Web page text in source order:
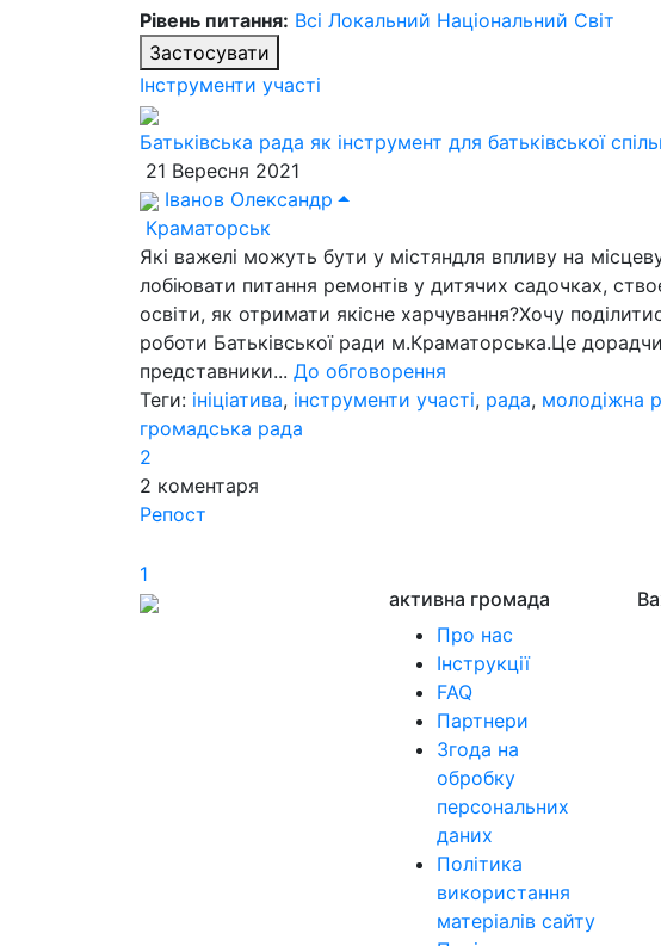
Рівень питання: Всі Локальний Національний Світ
Застосувати
Інструменти участі
Батьківська рада як інструмент для батьківської
21 Вересня 2021
Іванов Олександр
Краматорськ
Які важелі можуть бути у містяндля впливу на
лобіювати питання ремонтів у дитячих садочках,
освіти, як отримати якісне харчування?Хочу
роботи Батьківської ради м.Краматорська.Це
представники... До обговорення
Теги: ініціатива, інструменти участі, рада, молодіжна
громадська рада
2
2 коментаря
Репост
1
активна громада
Про нас
Інструкції
FAQ
Партнери
Згода на
обробку
персональних
даних
Політика
використання
матеріалів сайту